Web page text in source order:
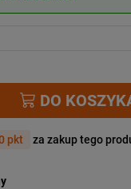
DO
pkt za zakup tego